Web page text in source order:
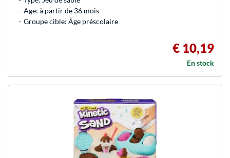
Age: à partir de 36 mois
Groupe cible: Âge préscolaire
€ 10,19
En stock